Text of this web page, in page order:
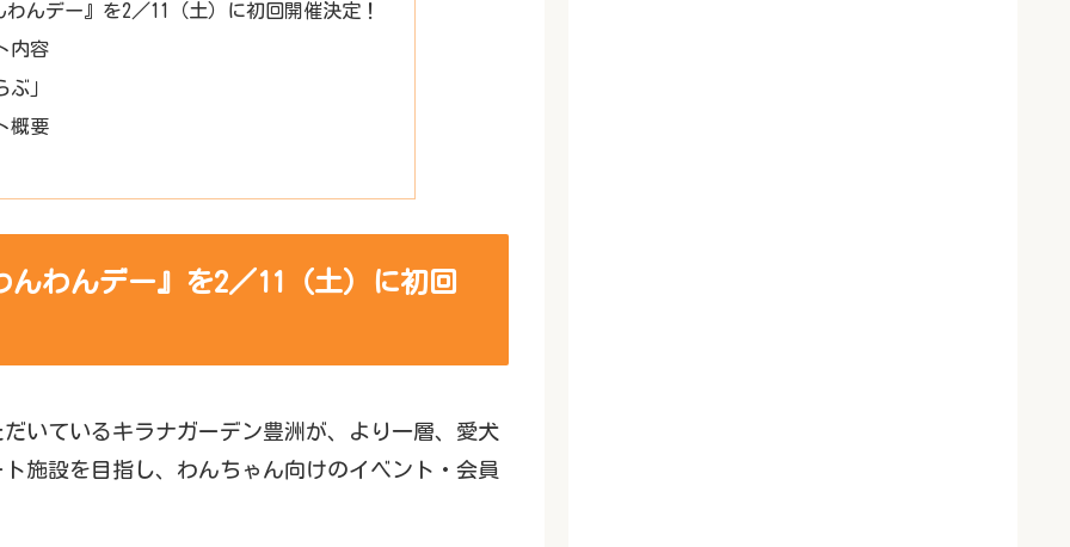
んデー』を2／11（土）に初回開催決定！
内容
」
概要
わんデー』を2／11（土）に初回
いているキラナガーデン豊洲が、より一層、愛犬
施設を目指し、わんちゃん向けのイベント・会員